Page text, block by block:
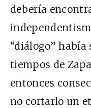
debería
“diálogo”
tiempos de
entonces
no cortarlo un